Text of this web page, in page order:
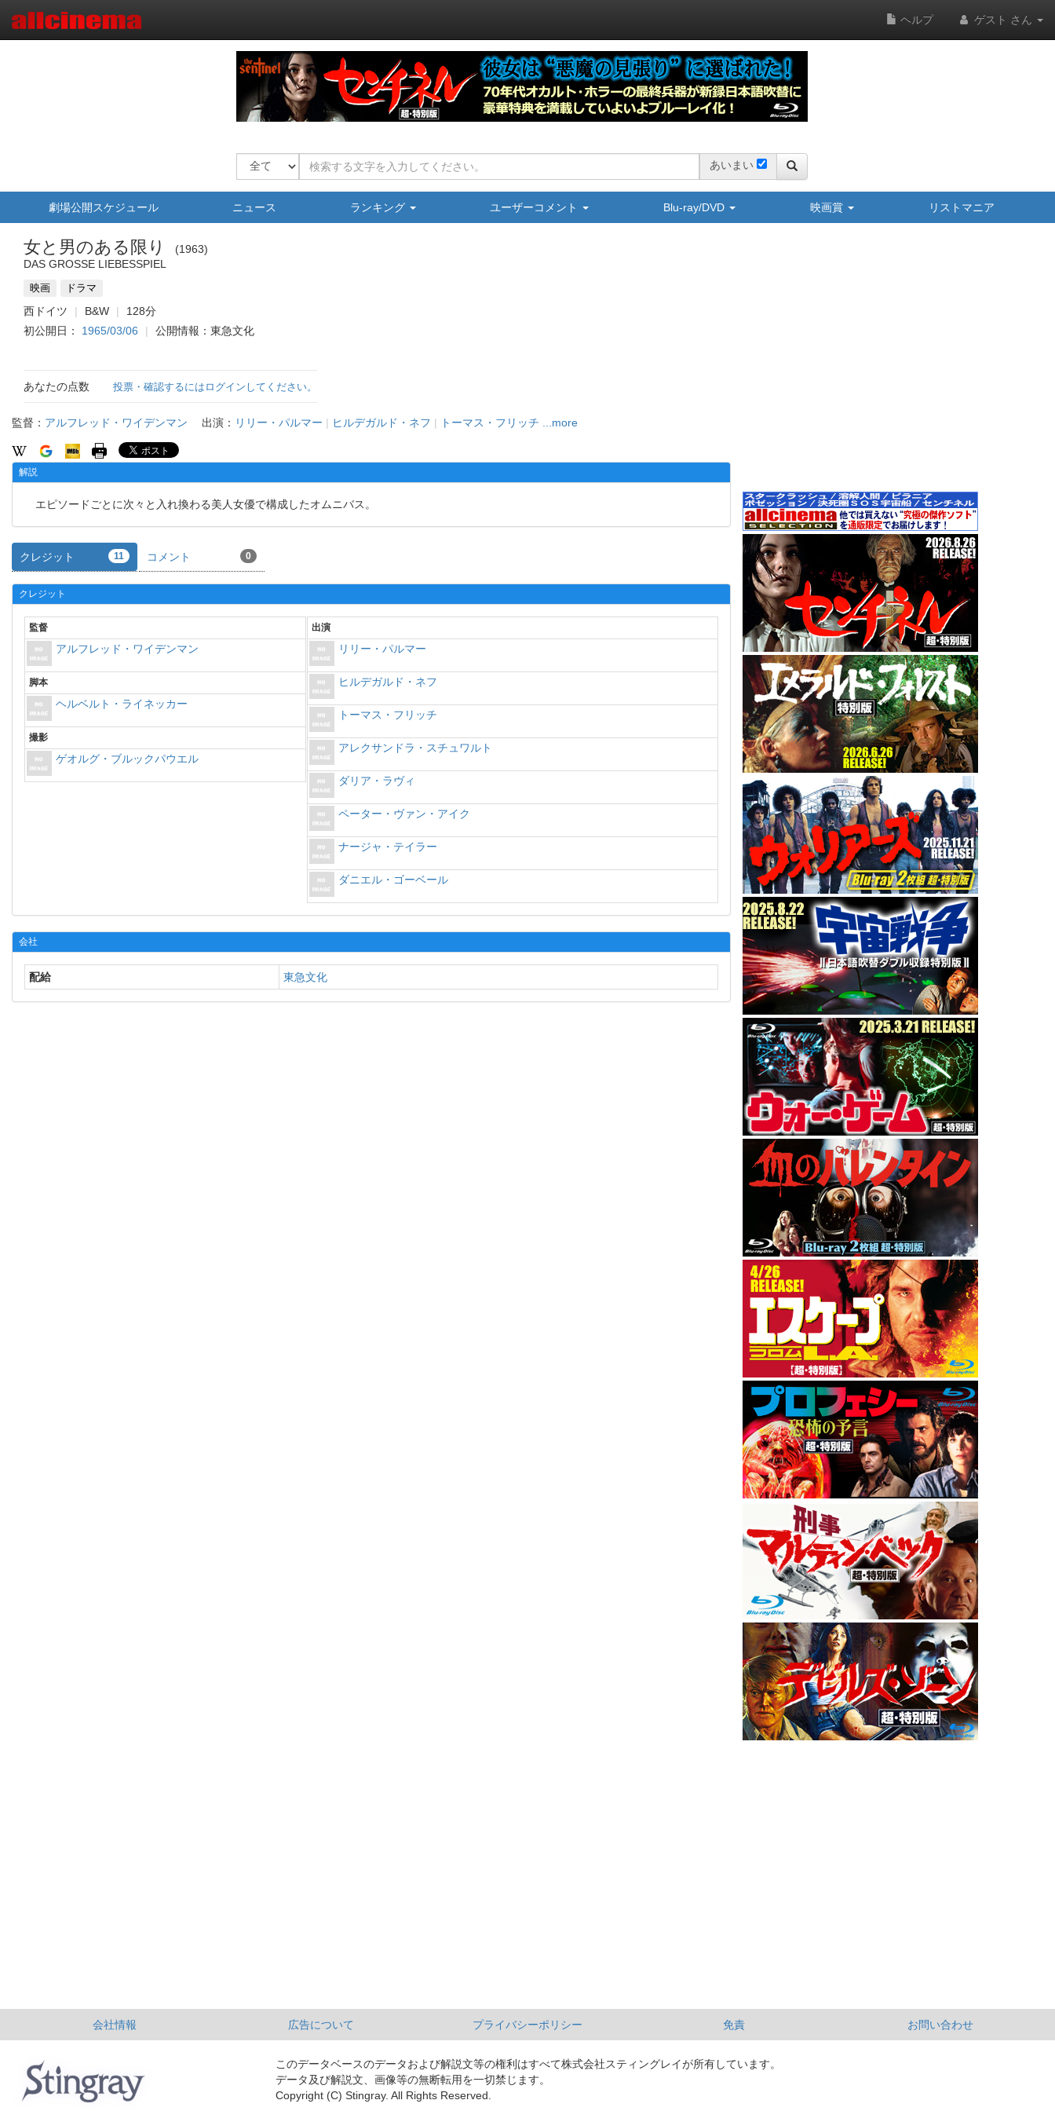
ヘルプ ゲスト さん
あいまい
劇場公開スケジュール ニュース ランキング ユーザーコメント Blu-ray/DVD 映画賞 リストマニア
女と男のある限り
1963
DAS GROSSE LIEBESSPIEL
映画 ドラマ
西ドイツ B&W
128分
初公開日： 1965/03/06 公開情報：東急文化
あなたの点数 投票・確認するにはログインしてください。
監督： アルフレッド・ワイデンマン 出演： リリー・パルマー | ヒルデガルド・ネフ | トーマス・フリッチ ...more
解説
エピソードごとに次々と入れ換わる美人女優で構成したオムニバス。
クレジット 11 コメント 0
クレジット
監督
アルフレッド・ワイデンマン
脚本
ヘルベルト・ライネッカー
撮影
ゲオルグ・ブルックパウエル
出演
リリー・パルマー
ヒルデガルド・ネフ
トーマス・フリッチ
アレクサンドラ・スチュワルト
ダリア・ラヴィ
ペーター・ヴァン・アイク
ナージャ・テイラー
ダニエル・ゴーベール
会社
配給 東急文化
会社情報 広告について プライバシーポリシー 免責 お問い合わせ
このデータベースのデータおよび解説文等の権利はすべて株式会社スティングレイが所有しています。
データ及び解説文、画像等の無断転用を一切禁じます。
Copyright (C) Stingray. All Rights Reserved.